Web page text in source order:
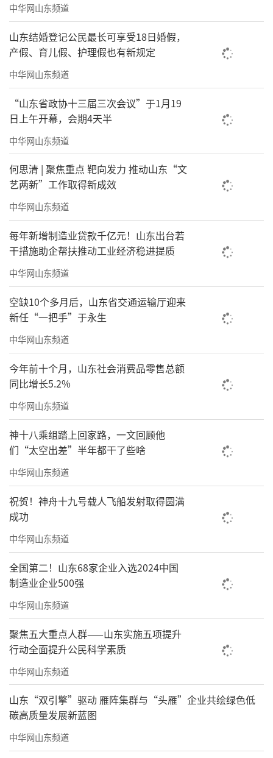
化辅导、公益展演等志愿服务50余场，覆盖群
众超万人次。同时深化校地、文企、军民、跨
区域合作，联动多方资源参与胶东文艺交流，
实现文化传播、人才培育等协同增效，构建共
建共享的文艺发展格局。
文旅融合，文艺助力乡村兴
外国友人参观麦作文化体验馆
深度联动本土文旅资源，依托产芝老家打
造特色研学游项目，组织文艺工作者采风创
作、文艺展演进村入户，打造七巧工坊、百年
面塑等特色体验项目，让戏曲、民俗、书画艺
术与乡村旅游深度融合。如今的产芝老家，非
遗体验、网红咖啡、特色民宿、淡水全鱼宴吸
引游客纷至沓来，文艺力量为乡村振兴注入强
劲活力，让美丽乡村既有颜值更有内涵。
一处处文化阵地、一幕幕文艺场景，绘就
出“水润人心、艺耀水集”的美好画卷。下一
步，水集街道文联将继续深耕基层文化沃土，
以更优质的作品、更丰富的活动、更完善的服
务，让文艺之花在水集大地常开常艳。
（文/谭旭东
会）
责任编辑：王晓晖
中华网山东频道
山东结婚登记公民最长可享受18日婚假，
产假、育儿假、护理假也有新规定
中华网山东频道
“山东省政协十三届三次会议”于1月19
日上午开幕，会期4天半
中华网山东频道
何思清 | 聚焦重点 靶向发力 推动山东“文
艺两新”工作取得新成效
中华网山东频道
每年新增制造业贷款千亿元！山东出台若
干措施助企帮扶推动工业经济稳进提质
中华网山东频道
空缺10个多月后，山东省交通运输厅迎来
新任“一把手”于永生
中华网山东频道
今年前十个月，山东社会消费品零售总额
同比增长5.2%
中华网山东频道
神十八乘组踏上回家路，一文回顾他
们“太空出差”半年都干了些啥
中华网山东频道
祝贺！神舟十九号载人飞船发射取得圆满
成功
中华网山东频道
全国第二！山东68家企业入选2024中国
制造业企业500强
中华网山东频道
聚焦五大重点人群——山东实施五项提升
行动全面提升公民科学素质
中华网山东频道
山东“双引擎”驱动 雁阵集群与“头雁”企业共绘绿色低
碳高质量发展新蓝图
中华网山东频道